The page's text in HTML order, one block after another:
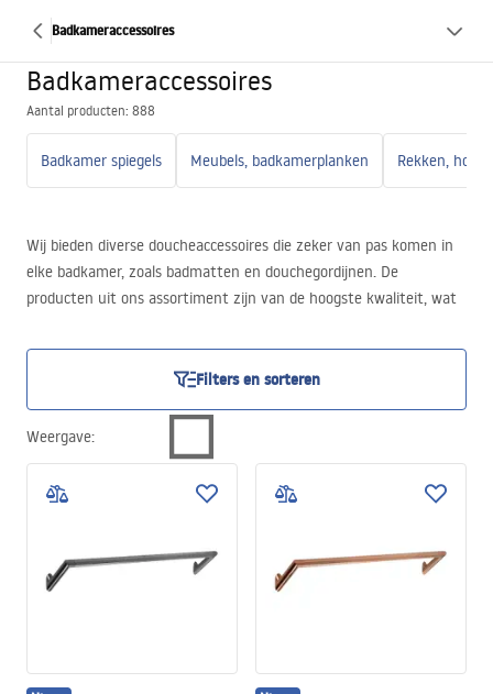
Badkameraccessoires
Badkameraccessoires
Aantal producten: 888
Badkamer spiegels Meubels, badkamerplanken
Wij bieden diverse doucheaccessoires die zeker van pas komen in
elke badkamer, zoals badmatten en douchegordijnen. De
producten uit ons assortiment zijn van de hoogste kwaliteit, wat
Filters en sorteren
Weergave: